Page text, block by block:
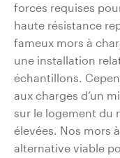
forces requises
haute résistance
fameux mors à
une installation
échantillons.
aux charges d’un
sur le logement du
élevées. Nos mors
alternative viable